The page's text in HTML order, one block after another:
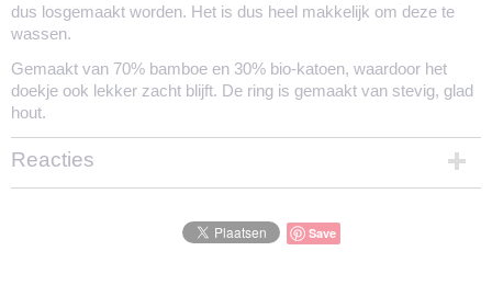
dus losgemaakt worden. Het is dus heel makkelijk om deze te
wassen.
Gemaakt van 70% bamboe en 30% bio-katoen, waardoor het
doekje ook lekker zacht blijft. De ring is gemaakt van stevig, glad
hout.
Reacties
Save